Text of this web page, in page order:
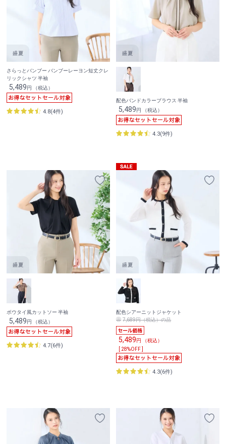
さらっとバンブー バンブーレーヨン短丈クレ
リックシャツ 半袖
5,489円 （税込）
4.8(4件)
配色バンドカラーブラウス 半袖
5,489円 （税込）
4.3(9件)
ボウタイ風カットソー 半袖
5,489円 （税込）
4.7(6件)
配色シアーニットジャケット
7,689円（税込）の品
5,489円 （税込）
[ 28%OFF ]
4.3(6件)